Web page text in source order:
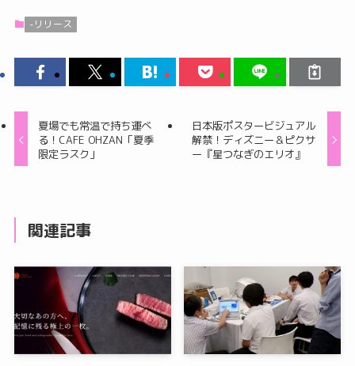
-リリース
夏場でも常温で持ち運べ
る！CAFE OHZAN「夏季
限定ラスク」
日本版ポスタービジュアル
解禁！ディズニー＆ピクサ
ー『星つなぎのエリオ』
関連記事